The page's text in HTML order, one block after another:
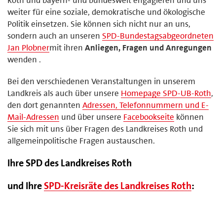
weiter für eine soziale, demokratische und ökologische
Politik einsetzen. Sie können sich nicht nur an uns,
sondern auch an unseren SPD-Bundestagsabgeordneten
Jan Plobnermit ihren Anliegen, Fragen und Anregungen
wenden .
Bei den verschiedenen Veranstaltungen in unserem
Landkreis als auch über unsere Homepage SPD-UB-Roth,
den dort genannten Adressen, Telefonnummern und E-
Mail-Adressen und über unsere Facebookseite können
Sie sich mit uns über Fragen des Landkreises Roth und
allgemeinpolitische Fragen austauschen.
Ihre SPD des Landkreises Roth
und IhreSPD-Kreisräte des Landkreises Roth: